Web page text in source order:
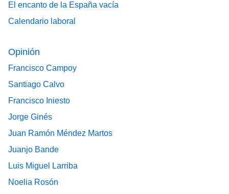
El encanto de la España vacía
Calendario laboral
Opinión
Francisco Campoy
Santiago Calvo
Francisco Iniesto
Jorge Ginés
Juan Ramón Méndez Martos
Juanjo Bande
Luis Miguel Larriba
Noelia Rosón